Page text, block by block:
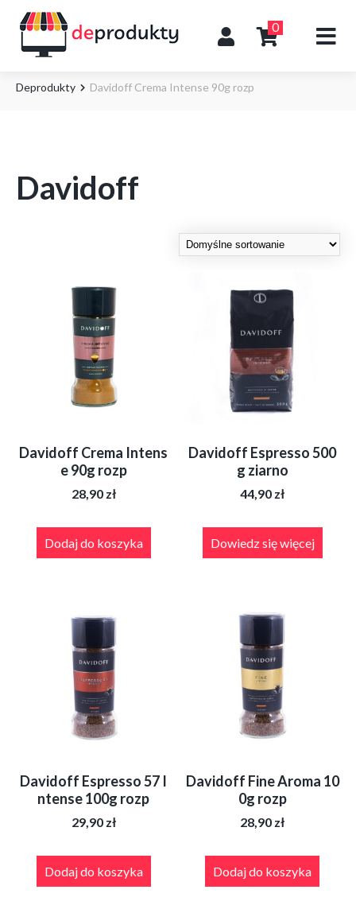
0
Deprodukty Davidoff Crema Intense 90g rozp
Davidoff
Davidoff Crema Intens
e 90g rozp
28,90 zł
Dodaj do koszyka
Davidoff Espresso 500
g ziarno
44,90 zł
Dowiedz się więcej
Davidoff Espresso 57 I
ntense 100g rozp
29,90 zł
Dodaj do koszyka
Davidoff Fine Aroma 10
0g rozp
28,90 zł
Dodaj do koszyka